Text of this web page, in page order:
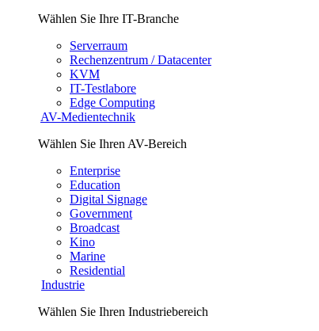
Wählen Sie Ihre IT-Branche
Serverraum
Rechenzentrum / Datacenter
KVM
IT-Testlabore
Edge Computing
AV-Medientechnik
Wählen Sie Ihren AV-Bereich
Enterprise
Education
Digital Signage
Government
Broadcast
Kino
Marine
Residential
Industrie
Wählen Sie Ihren Industriebereich